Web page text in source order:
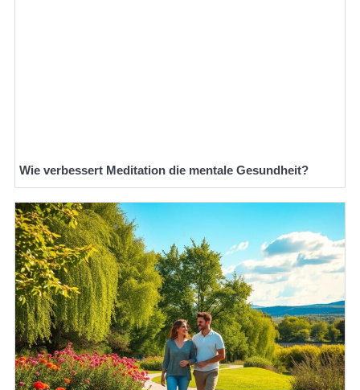
Wie verbessert Meditation die mentale Gesundheit?